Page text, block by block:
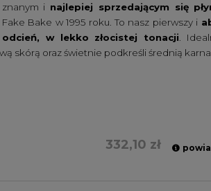
i najlepiej sprzedającym się
Bake w 1995 roku. To nasz pierwszy i
odcień, w lekko złocistej tonacji .
skórą oraz świetnie podkreśli średnią
332,10 zł